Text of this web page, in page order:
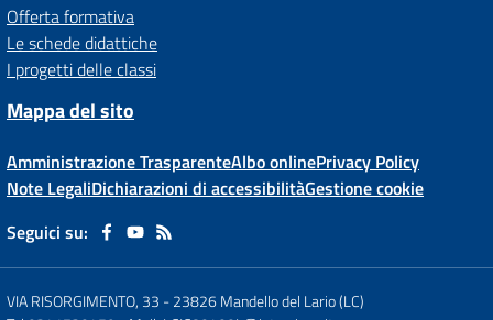
Offerta formativa
Le schede didattiche
I progetti delle classi
Mappa del sito
Amministrazione TrasparenteAlbo onlinePrivacy Policy
Note LegaliDichiarazioni di accessibilitàGestione cookie
Seguici su:
VIA RISORGIMENTO, 33 -23826 Mandello del Lario (LC)